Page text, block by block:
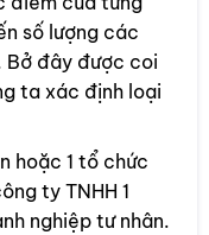
số lượng các
Bở đây được coi
ta xác định loại
hoặc 1 tổ chức
ty TNHH 1
nghiệp tư nhân.